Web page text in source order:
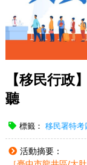
【移民行政
聽
標籤： 移民署特考
活動摘要：